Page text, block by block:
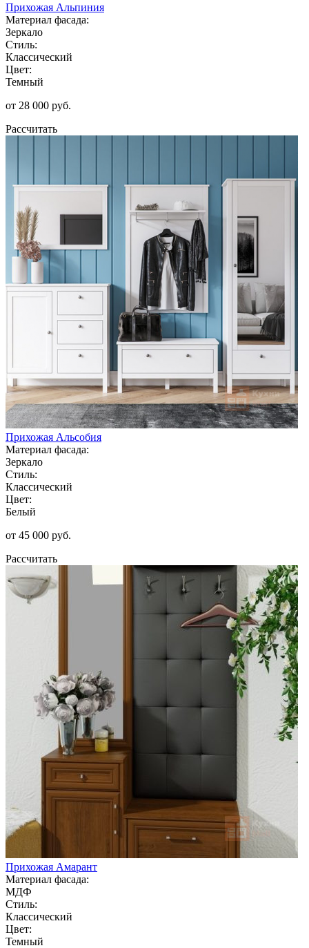
Прихожая Альпиния
Материал фасада:
Зеркало
Стиль:
Классический
Цвет:
Темный
от 28 000 руб.
Рассчитать
Прихожая Альсобия
Материал фасада:
Зеркало
Стиль:
Классический
Цвет:
Белый
от 45 000 руб.
Рассчитать
Прихожая Амарант
Материал фасада:
МДФ
Стиль:
Классический
Цвет:
Темный